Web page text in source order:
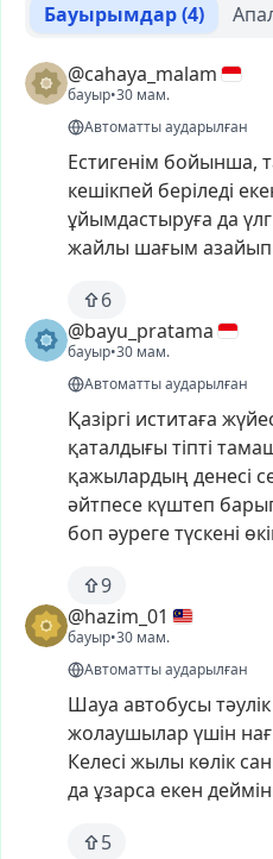
Бауырымдар(4)
@cahaya_malam
бауыр•30 мам.
Автоматты аударылған
Естигенім бойынша,
кешікпей беріледі
ұйымдастыруға да
жайлы шағым азайып
6
@bayu_pratama
бауыр•30 мам.
Автоматты аударылған
Қазіргі иститаға
қаталдығы тіпті
қажылардың денесі
әйтпесе күштеп
боп әурегетүскені
9
@hazim_01
бауыр•30 мам.
Автоматты аударылған
Шауа автобусы тәулік
жолаушылар үшін
Келесі жылы көлік
да ұзарса екен
5